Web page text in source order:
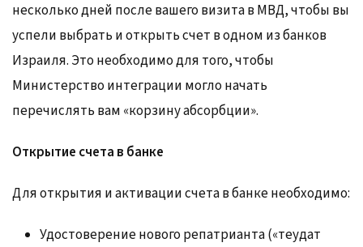
несколько дней после вашего визита в МВД, чтобы вы
успели выбрать и открыть счет в одном из банков
Израиля. Это необходимо для того, чтобы
Министерство интеграции могло начать
перечислять вам «корзину абсорбции».
Открытие счета в банке
Для открытия и активации счета в банке необходимо:
Удостоверение нового репатрианта («теудат